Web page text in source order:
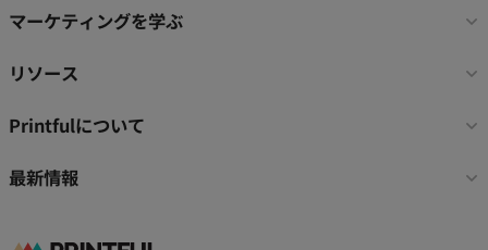
リ
ク
マーケティングを学ぶ
リソース
Printfulについて
最新情報